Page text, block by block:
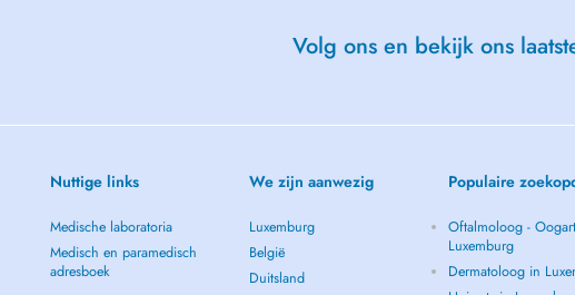
Volg ons en bekijk ons
Nuttige links
Medische laboratoria
Medisch en paramedisch
adresboek
We zijn aanwezig
Luxemburg
België
Duitsland
Populaire
Oftalmoloog -
Luxemburg
Dermatoloog in